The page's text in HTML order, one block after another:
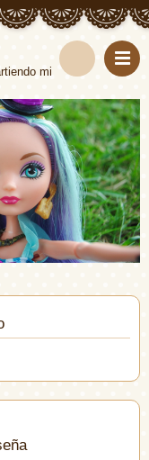
mi